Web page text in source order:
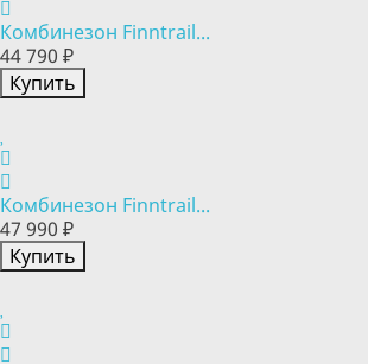
Комбинезон Finntrail...
44 790 ₽
Купить
Комбинезон Finntrail...
47 990 ₽
Купить